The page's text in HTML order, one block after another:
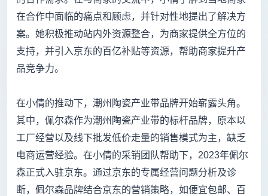
在合作中面临的痛点和顾虑，并针对性地提出了解决方
案。她积极推动站内外资源整合，为商家提供全方位的
支持，并引入京东的百亿补贴等资源，帮助商家提升产
品竞争力。
在小倩的推动下，潮州陶瓷产业带品牌开始崭露头角。
其中，佩尔森作为潮州陶瓷产业带的标杆品牌，原本以
工厂经营以及线下批发低价走量的销售模式为主，缺乏
电商运营经验。在小倩的采销团队帮助下，2023年佩尔
森正式入驻京东。通过京东的专属经营问题分析及诊
断，佩尔森品牌结合京东的营销策略，如便宜包邮、百